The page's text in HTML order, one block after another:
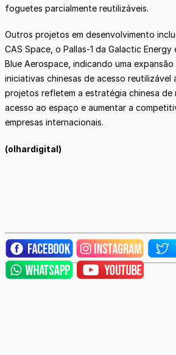
foguetes parcialmente reutilizáveis.
Outros projetos em desenvolvimento
CAS Space, o Pallas-1 da Galactic Energy
Blue Aerospace, indicando uma
iniciativas chinesas de acesso reutilizável
projetos refletem a estratégia chinesa de
acesso ao espaço e aumentar a
empresas internacionais.
(olhardigital)